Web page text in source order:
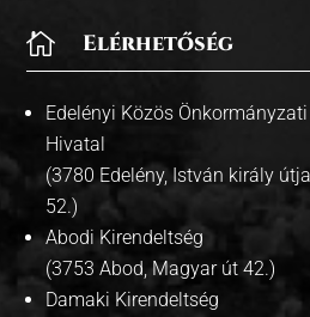
 Elérhetőség
Edelényi Közös Önkormányzati
Hivatal
(3780 Edelény, István király útja
52.)
Abodi Kirendeltség
(3753 Abod, Magyar út 42.)
Damaki Kirendeltség